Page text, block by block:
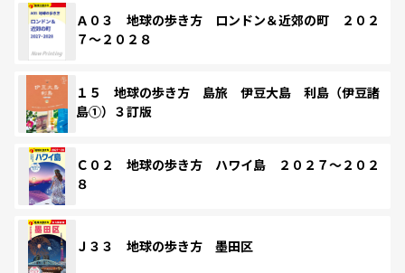
Ａ０３ 地球の歩き方 ロンドン＆近郊の町 ２０２
７～２０２８
１５ 地球の歩き方 島旅 伊豆大島 利島（伊豆諸
島①）３訂版
Ｃ０２ 地球の歩き方 ハワイ島 ２０２７～２０２
８
Ｊ３３ 地球の歩き方 墨田区